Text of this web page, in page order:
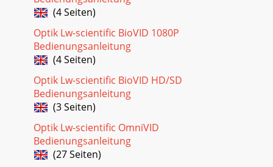
(4 Seiten)
Optik Lw-scientific BioVID 1080P
Bedienungsanleitung
(4 Seiten)
Optik Lw-scientific BioVID HD/SD
Bedienungsanleitung
(3 Seiten)
Optik Lw-scientific OmniVID
Bedienungsanleitung
(27 Seiten)